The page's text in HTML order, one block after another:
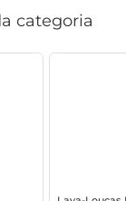
categoria